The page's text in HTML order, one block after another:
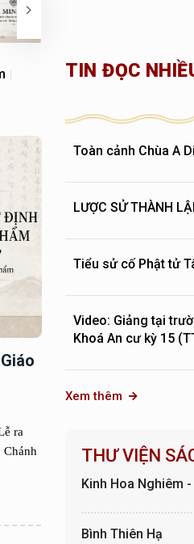
|
ra
TIN ĐỌC
Toàn cảnh Chùa A
LƯỢC SỬ THÀNH
Tiểu sử cố Phật tử
Video: Giảng tại
Khoá An cư kỳ 15
Xem thêm
THƯ VIỆN
Kinh Hoa Nghiêm
Bình Thiên Hạ